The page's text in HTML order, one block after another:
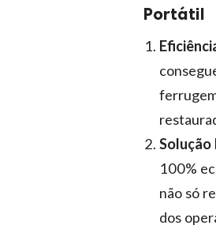
Portátil
Solução
100%
não só
dos